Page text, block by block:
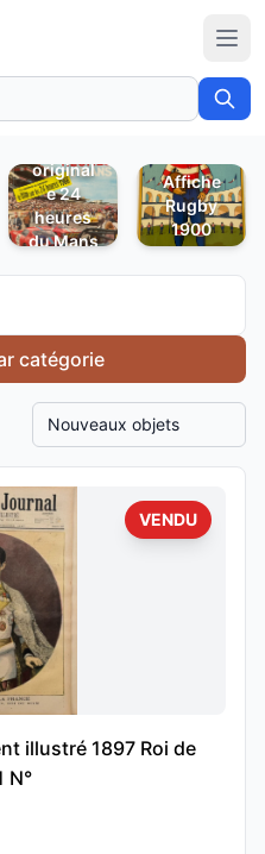
original
e 24
heures
du Mans
Affiche
Rugby
1900
catégorie
Trier les produits
VENDU
illustré 1897 Roi de
N°